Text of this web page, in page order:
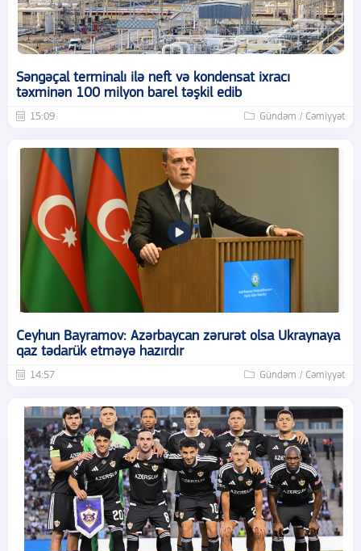
Səngəçal terminalı ilə neft və kondensat ixracı
təxminən 100 milyon barel təşkil edib
15:09 Gündəm / Cəmiyyət
Ceyhun Bayramov: Azərbaycan zərurət olsa Ukraynaya
qaz tədarük etməyə hazırdır
14:57 Gündəm / Cəmiyyət